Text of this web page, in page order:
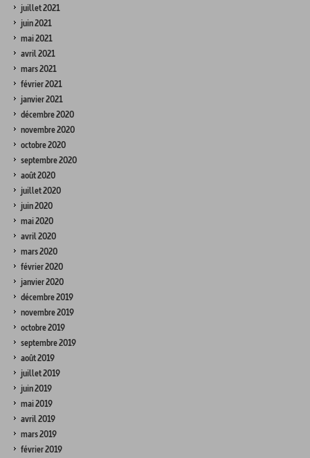
juillet 2021
juin 2021
mai 2021
avril 2021
mars 2021
février 2021
janvier 2021
décembre 2020
novembre 2020
octobre 2020
septembre 2020
août 2020
juillet 2020
juin 2020
mai 2020
avril 2020
mars 2020
février 2020
janvier 2020
décembre 2019
novembre 2019
octobre 2019
septembre 2019
août 2019
juillet 2019
juin 2019
mai 2019
avril 2019
mars 2019
février 2019